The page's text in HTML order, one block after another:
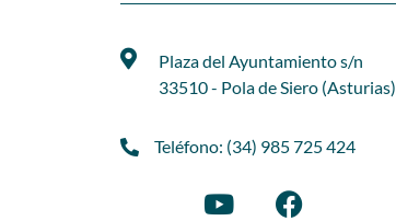
Plaza del Ayuntamiento s/n
33510 - Pola de Siero (Asturias)
Teléfono: (34) 985 725 424